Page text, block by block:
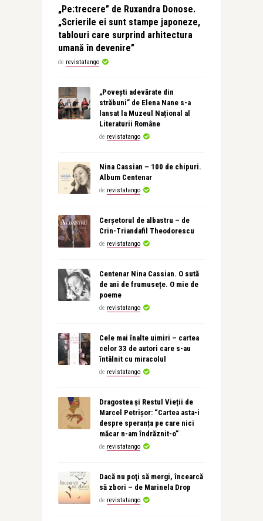
„Pe:trecere” de Ruxandra Donose.
„Scrierile ei sunt stampe japoneze,
tablouri care surprind arhitectura
umană în devenire”
de revistatango
„Povești adevărate din
străbuni” de Elena Nane s-a
lansat la Muzeul Național al
Literaturii Române
de revistatango
Nina Cassian – 100 de chipuri.
Album Centenar
de revistatango
Cerșetorul de albastru – de
Crin-Triandafil Theodorescu
de revistatango
Centenar Nina Cassian. O sută
de ani de frumusețe. O mie de
poeme
de revistatango
Cele mai înalte uimiri – cartea
celor 33 de autori care s-au
întâlnit cu miracolul
de revistatango
Dragostea și Restul Vieții de
Marcel Petrișor: “Cartea asta-i
despre speranța pe care nici
măcar n-am îndrăznit-o”
de revistatango
Dacă nu poţi să mergi, încearcă
să zbori – de Marinela Drop
de revistatango